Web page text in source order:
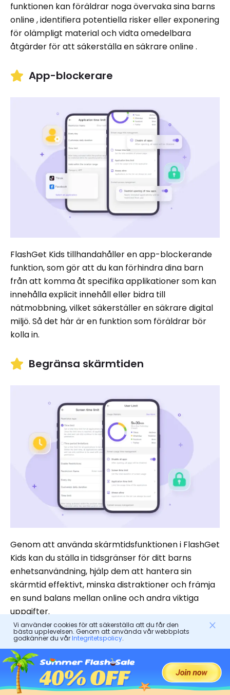
funktionen kan föräldrar noga övervaka sina barns
online , identifiera potentiella risker eller exponering
för olämpligt material och vidta omedelbara
åtgärder för att säkerställa en säkrare online .
App-blockerare
FlashGet Kids tillhandahåller en app-blockerande
funktion, som gör att du kan förhindra dina barn
från att komma åt specifika applikationer som kan
innehålla explicit innehåll eller bidra till
nätmobbning, vilket säkerställer en säkrare digital
miljö. Så det här är en funktion som föräldrar bör
kolla in.
Begränsa skärmtiden
Genom att använda skärmtidsfunktionen i FlashGet
Kids kan du ställa in tidsgränser för ditt barns
enhetsanvändning, hjälp dem att hantera sin
skärmtid effektivt, minska distraktioner och främja
en sund balans mellan online och andra viktiga
uppgifter.
Slutsats
Du kan blockera webbplatser på dina barns
iPhones med inställningar . Och blockera farliga
Vi använder cookies för att säkerställa att du får den
bästa upplevelsen. Genom att använda vår webbplats
godkänner du vårIntegritetspolicy.